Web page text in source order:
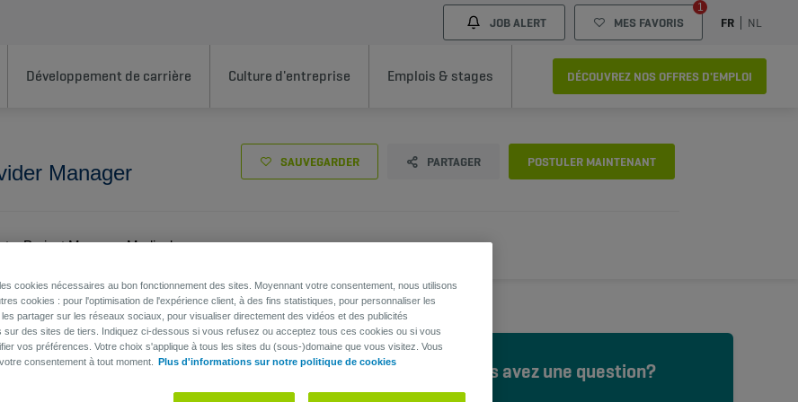
JOB ALERT MES FAVORIS
1
FR NL
Développement de carrière Culture d'entreprise Emplois & stages DÉCOUVREZ NOS OFFRES D'EMPLOI
Manager SAUVEGARDER PARTAGER POSTULER MAINTENANT
Project Manager, Medical
Vous avez une question?
cookies nécessaires au bon fonctionnement des sites. Moyennant votre consentement, nous utilisons
cookies : pour l'optimisation de l'expérience client, à des fins statistiques, pour personnaliser les
partager sur les réseaux sociaux, pour visualiser directement des vidéos et des publicités
sur des sites de tiers. Indiquez ci-dessous si vous refusez ou acceptez tous ces cookies ou si vous
vos préférences. Votre choix s'applique à tous les sites du (sous-)domaine que vous visitez. Vous
consentement à tout moment.
Plus d'informations sur notre politique de cookies